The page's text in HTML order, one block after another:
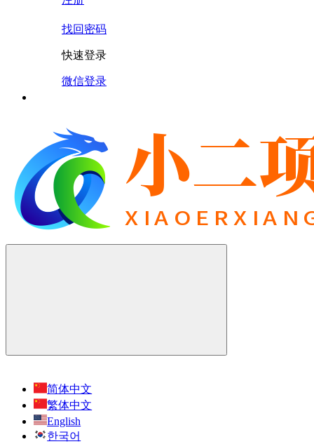
找回密码
快速登录
微信登录
简体中文
繁体中文
English
한국어